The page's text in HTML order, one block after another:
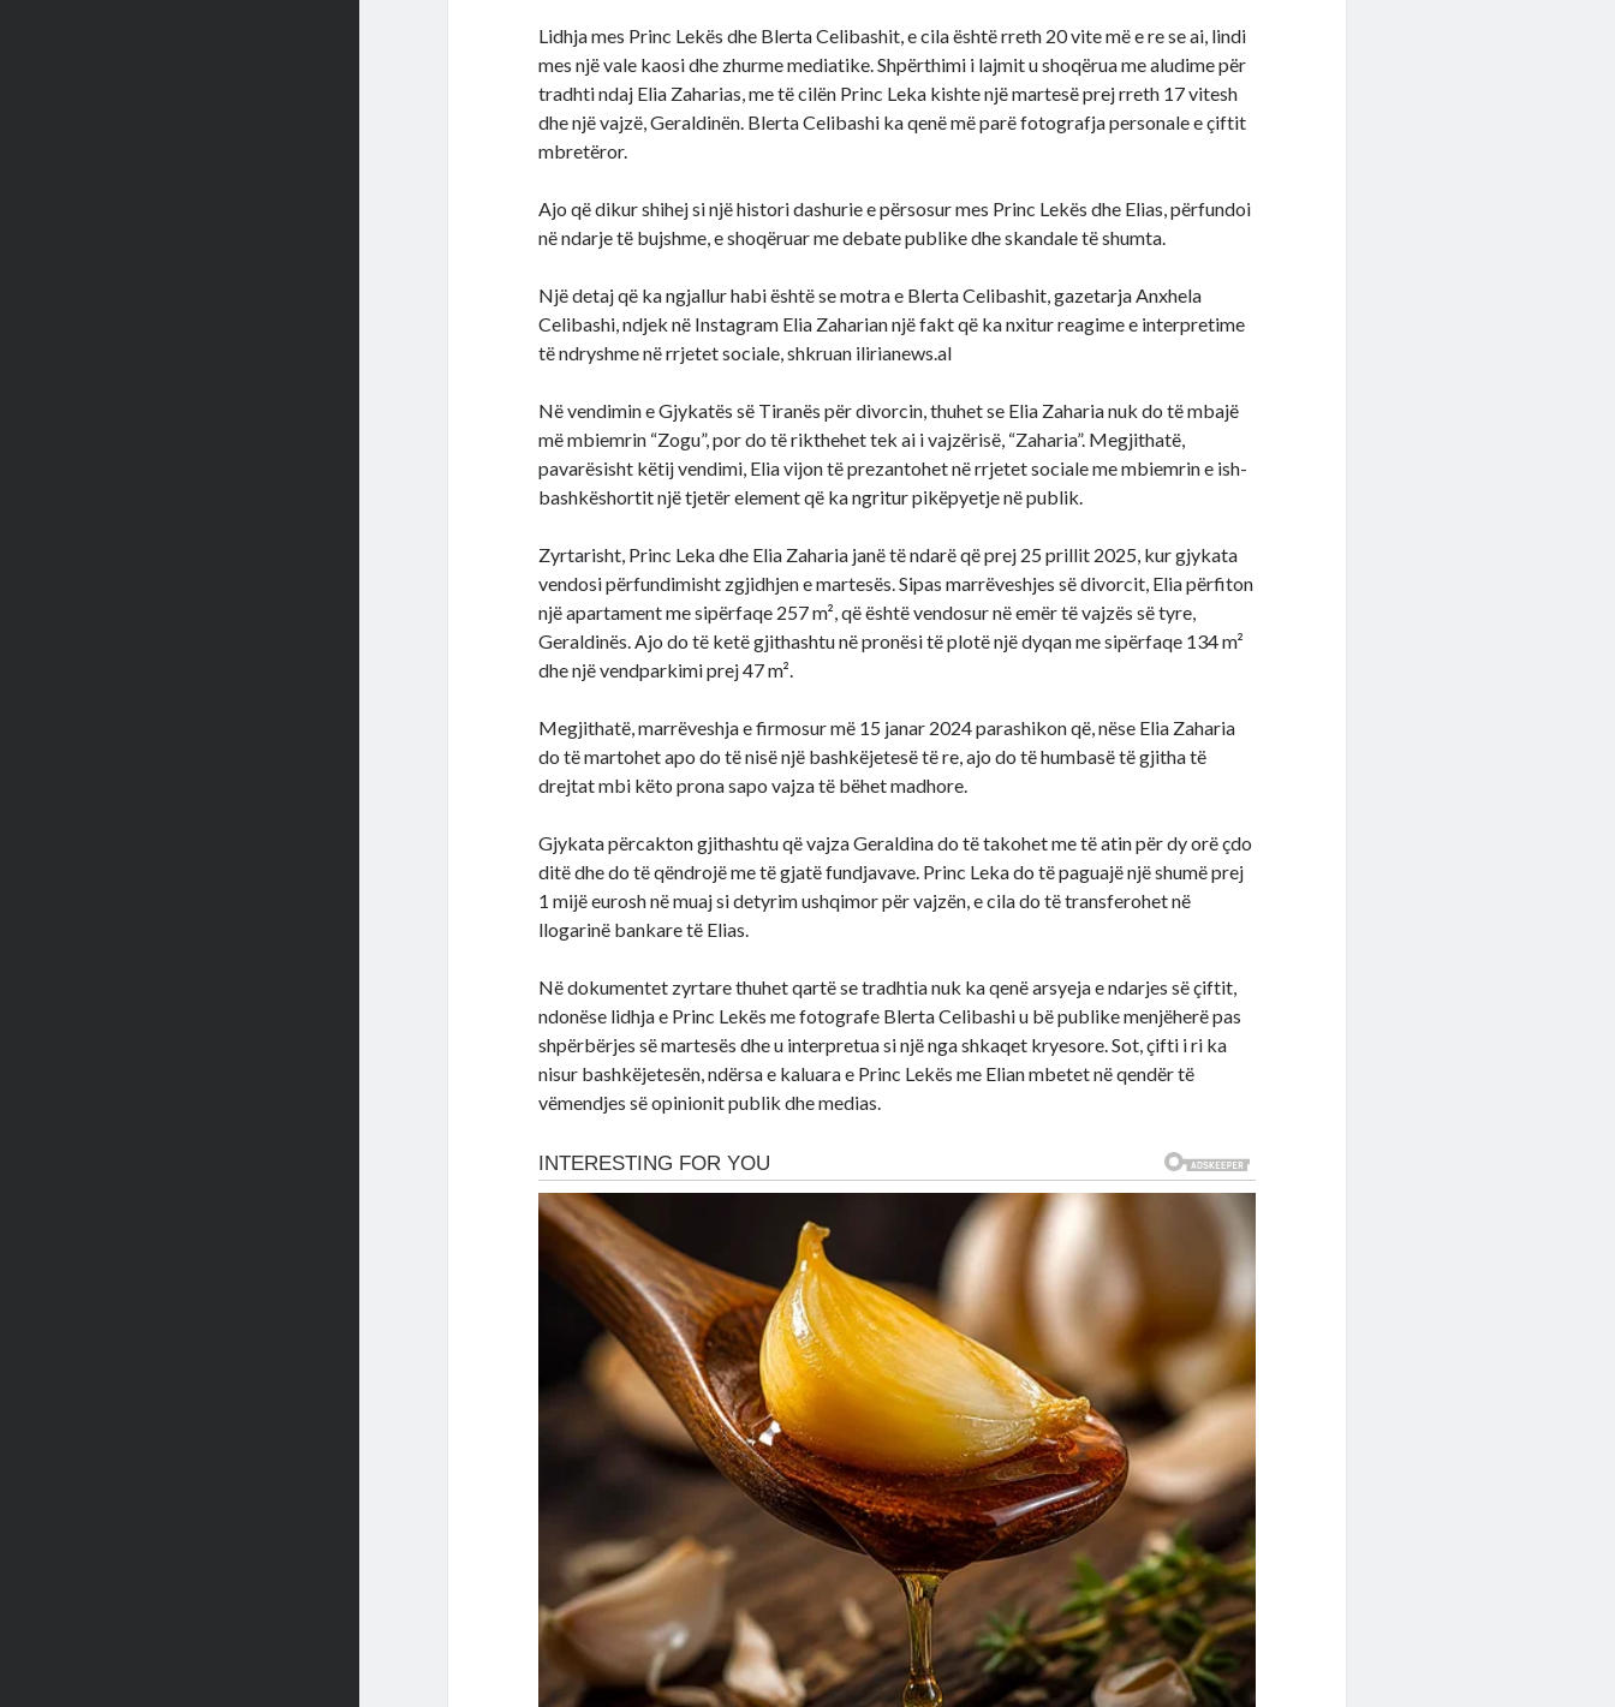
Lidhja mes Princ Lekës dhe Blerta Celibashit, e cila është rreth 20 vite më e re se ai, lindi
mes një vale kaosi dhe zhurme mediatike. Shpërthimi i lajmit u shoqërua me aludime për
tradhti ndaj Elia Zaharias, me të cilën Princ Leka kishte një martesë prej rreth 17 vitesh
dhe një vajzë, Geraldinën. Blerta Celibashi ka qenë më parë fotografja personale e çiftit
mbretëror.
Ajo që dikur shihej si një histori dashurie e përsosur mes Princ Lekës dhe Elias, përfundoi
në ndarje të bujshme, e shoqëruar me debate publike dhe skandale të shumta.
Një detaj që ka ngjallur habi është se motra e Blerta Celibashit, gazetarja Anxhela
Celibashi, ndjek në Instagram Elia Zaharian një fakt që ka nxitur reagime e interpretime
të ndryshme në rrjetet sociale, shkruan ilirianews.al
Në vendimin e Gjykatës së Tiranës për divorcin, thuhet se Elia Zaharia nuk do të mbajë
më mbiemrin “Zogu”, por do të rikthehet tek ai i vajzërisë, “Zaharia”. Megjithatë,
pavarësisht këtij vendimi, Elia vijon të prezantohet në rrjetet sociale me mbiemrin e ish-
bashkëshortit një tjetër element që ka ngritur pikëpyetje në publik.
Zyrtarisht, Princ Leka dhe Elia Zaharia janë të ndarë që prej 25 prillit 2025, kur gjykata
vendosi përfundimisht zgjidhjen e martesës. Sipas marrëveshjes së divorcit, Elia përfiton
një apartament me sipërfaqe 257 m², që është vendosur në emër të vajzës së tyre,
Geraldinës. Ajo do të ketë gjithashtu në pronësi të plotë një dyqan me sipërfaqe 134 m²
dhe një vendparkimi prej 47 m².
Megjithatë, marrëveshja e firmosur më 15 janar 2024 parashikon që, nëse Elia Zaharia
do të martohet apo do të nisë një bashkëjetesë të re, ajo do të humbasë të gjitha të
drejtat mbi këto prona sapo vajza të bëhet madhore.
Gjykata përcakton gjithashtu që vajza Geraldina do të takohet me të atin për dy orë çdo
ditë dhe do të qëndrojë me të gjatë fundjavave. Princ Leka do të paguajë një shumë prej
1 mijë eurosh në muaj si detyrim ushqimor për vajzën, e cila do të transferohet në
llogarinë bankare të Elias.
Në dokumentet zyrtare thuhet qartë se tradhtia nuk ka qenë arsyeja e ndarjes së çiftit,
ndonëse lidhja e Princ Lekës me fotografe Blerta Celibashi u bë publike menjëherë pas
shpërbërjes së martesës dhe u interpretua si një nga shkaqet kryesore. Sot, çifti i ri ka
nisur bashkëjetesën, ndërsa e kaluara e Princ Lekës me Elian mbetet në qendër të
vëmendjes së opinionit publik dhe medias.